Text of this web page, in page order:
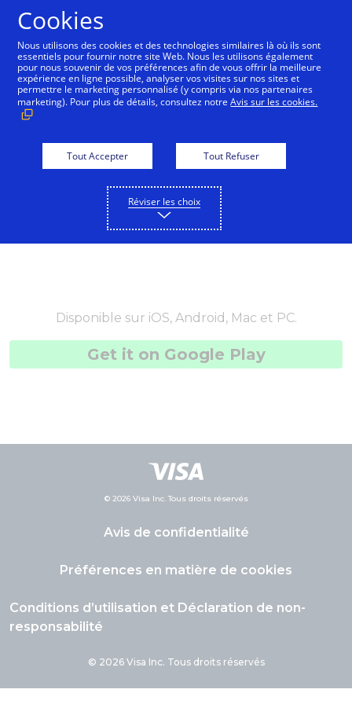
Français
Disponible sur iOS, Android, Mac et PC.
Get it on Google Play
© 2026 Visa Inc. Tous droits réservés
Avis de confidentialité
Préférences en matière de cookies
Conditions d’utilisation et Déclaration de non-
responsabilité
© 2026 Visa Inc. Tous droits réservés
Cookies
Nous utilisons des cookies et des technologies similaires là où ils sont
essentiels pour fournir notre site Web. Nous les utilisons également
pour nous souvenir de vos préférences afin de vous offrir la meilleure
expérience en ligne possible, analyser vos visites sur nos sites et
permettre le marketing personnalisé (y compris via nos partenaires
marketing). Pour plus de détails, consultez notreAvis sur les cookies.
Tout Accepter Tout Refuser
Réviser les choix